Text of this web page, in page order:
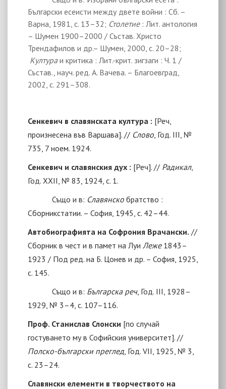
Български есеисти между двете войни : Сб. –
Варна, 1981, с. 13–32; Столетие: Лит. антология
– Шумен 1900–2000 / Състав. Христо
Трендафилов и др.– Шумен, 2000, с. 20–28;
Култураи критика : Лит.-крит. зигзаги : Ч. 1 /
Състав., науч. ред. А. Вачева. – Благоевград,
2002, с. 291–308.
Сенкевич в славянската култура : [Реч,
произнесена във Варшава]. // Слово , Год. III, №
735, 7 ноем. 1924.
Сенкевич и славянския дух : [Реч]. // Радикал,
Год. ХХII, № 83, 1924, с. 1.
Също и в: Славянско братство :
Сборникстатии. – София, 1945, с. 42–44.
Автобиографията на Софрония Врачански. //
Сборник в чест и в памет на Луи Леже1843 –
1923 / Под ред. на Б. Цонев и др. – София, 1925,
с. 145.
Също и в: Българска реч, Год. III, 1928–
1929, № 3–4, с. 107–116.
Проф. Станислав Слонски [по случай
гостуването му в Софийския университет]. //
Полско-български преглед , Год. VII, 1925, № 3,
с. 23–24.
Славянски елементи в творчеството на